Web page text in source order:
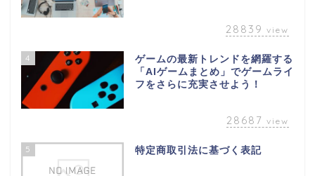
28839 view
4
ゲームの最新トレンドを網羅する
「AIゲームまとめ」でゲームライ
フをさらに充実させよう！
28687 view
5 特定商取引法に基づく表記